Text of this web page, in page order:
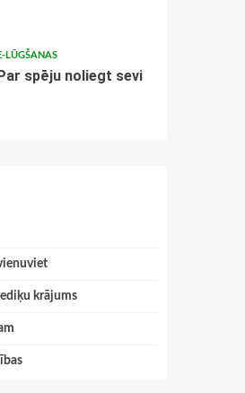
LŪGŠANAS
spēju noliegt sevi
krājums